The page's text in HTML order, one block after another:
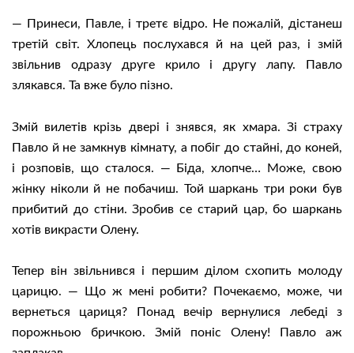
— Принеси, Павле, і третє відро. Не пожалій, дістанеш
третій світ. Хлопець послухався й на цей раз, і змій
звільнив одразу друге крило і другу лапу. Павло
злякався. Та вже було пізно.
Змій вилетів крізь двері і знявся, як хмара. Зі страху
Павло й не замкнув кімнату, а побіг до стайні, до коней,
і розповів, що сталося. — Біда, хлопче… Може, свою
жінку ніколи й не побачиш. Той шаркань три роки був
прибитий до стіни. Зробив се старий цар, бо шаркань
хотів викрасти Олену.
Тепер він звільнився і першим ділом схопить молоду
царицю. — Що ж мені робити? Почекаємо, може, чи
вернеться цариця? Понад вечір вернулися лебеді з
порожньою бричкою. Змій поніс Олену! Павло аж